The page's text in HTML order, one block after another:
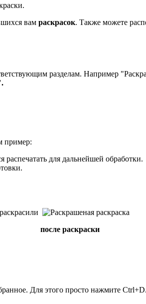
вам раскрасок. Также можете
разделам. Например
пример:
для дальнейшей обработки.
после раскраски
Для этого просто нажмите